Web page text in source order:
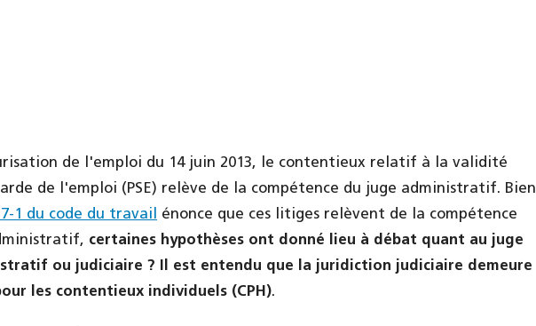
de l'emploi du 14 juin 2013, le contentieux relatif à la validité
de l'emploi (PSE) relève de la compétence du juge administratif. Bien
7-1 du code du travail
énonce que ces litiges relèvent de la compétence
certaines hypothèses ont donné lieu à débat quant au juge
ou judiciaire ? Il est entendu que la juridiction judiciaire demeure
les contentieux individuels (CPH).